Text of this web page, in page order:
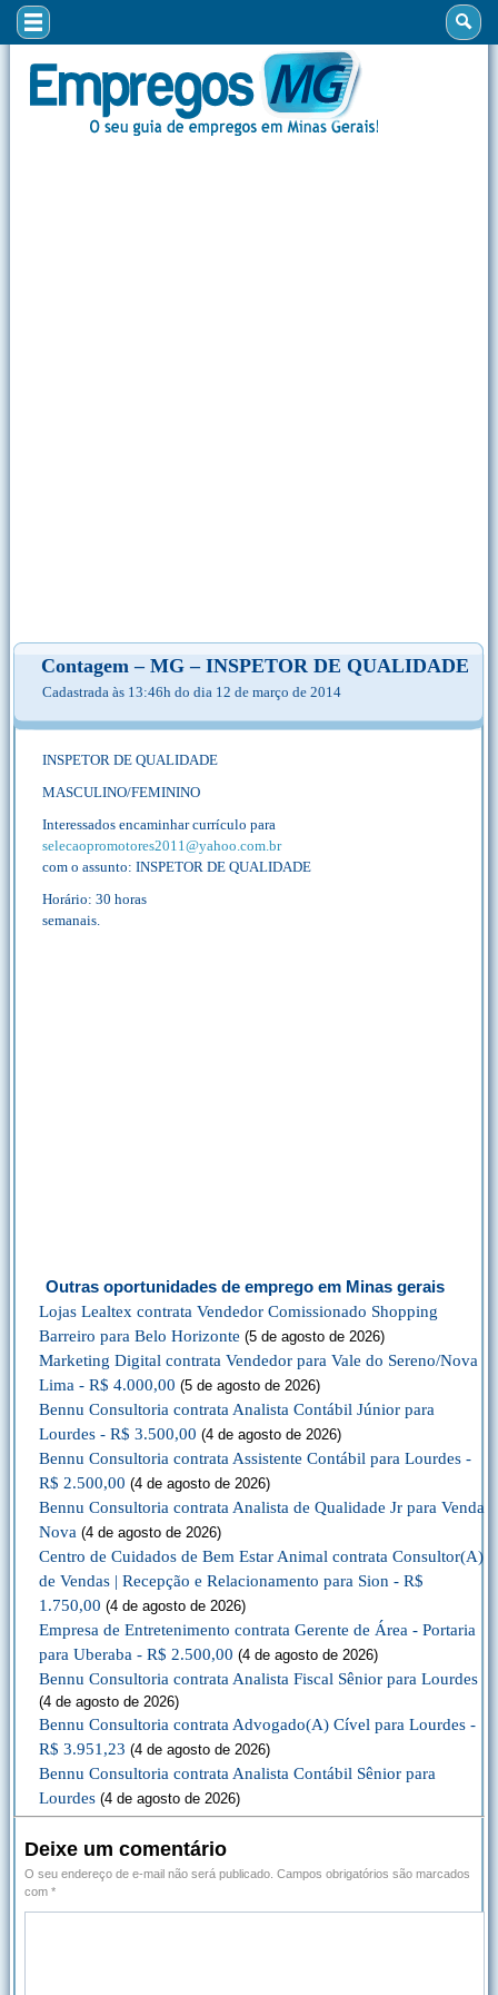
Contagem – MG – INSPETOR DE QUALIDADE
Cadastrada às 13:46h do dia 12 de março de 2014
INSPETOR DE QUALIDADE
MASCULINO/FEMININO
Interessados encaminhar currículo para
selecaopromotores2011@yahoo.com.br
com o assunto: INSPETOR DE QUALIDADE
Horário: 30 horas
semanais.
Outras oportunidades de emprego em Minas gerais
Lojas Lealtex contrata Vendedor Comissionado Shopping
Barreiro para Belo Horizonte (5 de agosto de 2026)
Marketing Digital contrata Vendedor para Vale do Sereno/Nova
Lima - R$ 4.000,00 (5 de agosto de 2026)
Bennu Consultoria contrata Analista Contábil Júnior para
Lourdes - R$ 3.500,00 (4 de agosto de 2026)
Bennu Consultoria contrata Assistente Contábil para Lourdes -
R$ 2.500,00 (4 de agosto de 2026)
Bennu Consultoria contrata Analista de Qualidade Jr para Venda
Nova (4 de agosto de 2026)
Centro de Cuidados de Bem Estar Animal contrata Consultor(A)
de Vendas | Recepção e Relacionamento para Sion - R$
1.750,00 (4 de agosto de 2026)
Empresa de Entretenimento contrata Gerente de Área - Portaria
para Uberaba - R$ 2.500,00 (4 de agosto de 2026)
Bennu Consultoria contrata Analista Fiscal Sênior para Lourdes
(4 de agosto de 2026)
Bennu Consultoria contrata Advogado(A) Cível para Lourdes -
R$ 3.951,23 (4 de agosto de 2026)
Bennu Consultoria contrata Analista Contábil Sênior para
Lourdes (4 de agosto de 2026)
Deixe um comentário
O seu endereço de e-mail não será publicado. Campos obrigatórios são marcados
com *